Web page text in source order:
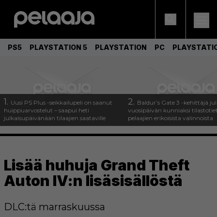
PS5 PLAYSTATION 5 PLAYSTATION PC
1. Uusi PS Plus -seikkailupeli on saanut
huippuarvostelut – saapui heti
julkaisupäivänään tilaajien saataville
2. Baldur’s Gate 3 -kehittäjä
vuosipäivän kunniaksi
pelaajien erikoisista valinnoista
Lisää huhuja Grand Theft
Auton IV:n lisäsisällöstä
DLC:tä marraskuussa